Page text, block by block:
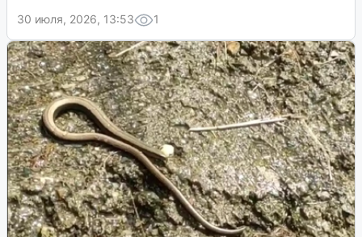
30 июля, 2026, 13:53
1